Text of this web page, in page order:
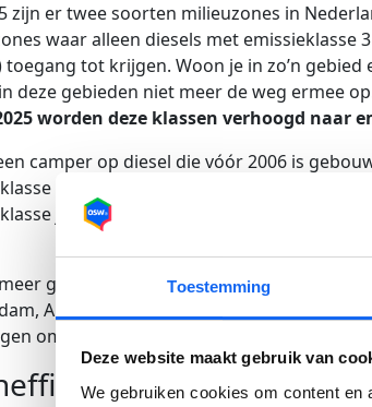
Toestemming
Deze website maakt gebruik van
We gebruiken cookies om content
zijn er twee soorten milieuzones in
waar alleen diesels met
toegang tot krijgen. Woon je in zo’n gebied
deze gebieden niet meer de weg ermee
worden deze klassen verhoogd naar
camper op diesel die vóór 2006 is
valt voor de (camper) milieuzones in
jouw camper of auto valt. Voor
gemeenten in Nederland stellen
Arnhem, Rotterdam en Utrecht
om ook hier deze zones in te stellen.
milieuzone voor je